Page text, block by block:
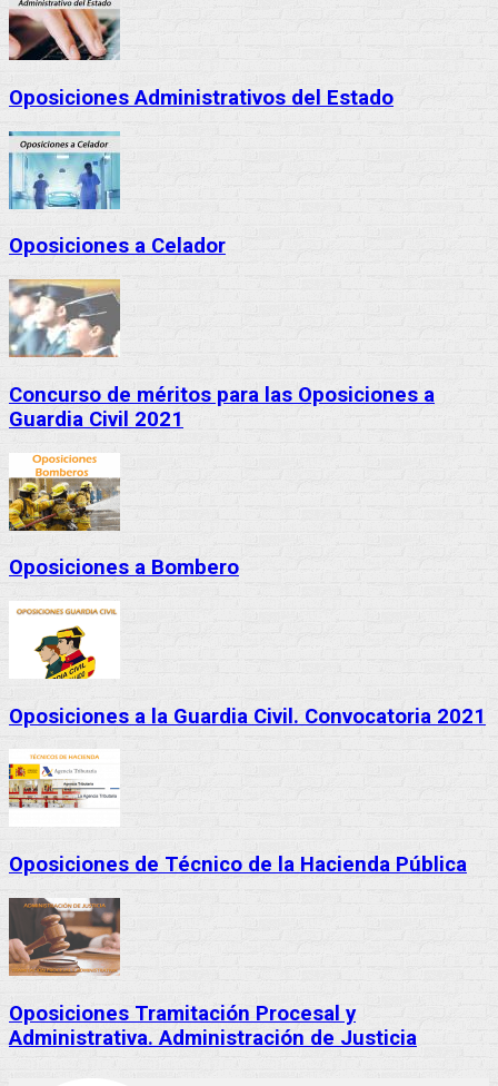
Oposiciones Administrativos del Estado
Oposiciones a Celador
Concurso de méritos para las Oposiciones a
Guardia Civil 2021
Oposiciones a Bombero
Oposiciones a la Guardia Civil. Convocatoria 2021
Oposiciones de Técnico de la Hacienda Pública
Oposiciones Tramitación Procesal y
Administrativa. Administración de Justicia